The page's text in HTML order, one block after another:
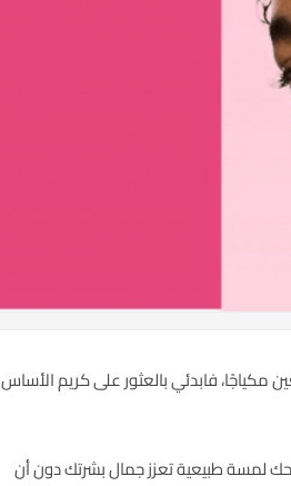
مكياجًا، فابدئي بالعثور على كريم الأساس
لمسة طبيعية تعزز جمال بشرتك دون أن